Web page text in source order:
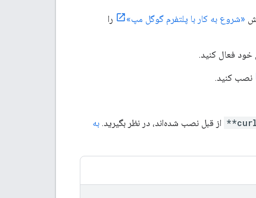
«شروع به کار با پلتفرم گوگل مپ»
را
نصب کنید.
از قبل نصب شده‌اند، در نظر بگیرید. به